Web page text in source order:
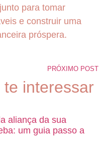
para tomar
e construir uma
próspera.
PRÓXIMO POST
interessar
aliança da sua
um guia passo a